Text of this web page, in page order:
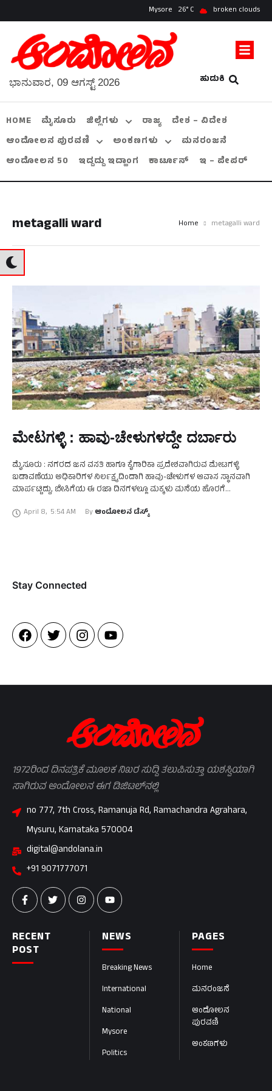
Mysore 26 broken clouds
ಹುಡುಕಿ
ಭಾನುವಾರ, 09 ಆಗಸ್ಟ್ 2026
HOME ಮೈಸೂರು ಜಿಲ್ಲೆಗಳು ರಾಜ್ಯ
ದೇಶ – ವಿದೇಶ
ಆಂದೋಲನ ಪುರವಣಿ
ಅಂಕಣಗಳು
ಮನರಂಜನೆ
ಆಂದೋಲನ 50
ಇದ್ದದ್ದು ಇದ್ಹಾಂಗ ಕಾರ್ಟೂನ್ ಇ – ಪೇಪರ್
metagalli ward Home metagalli ward
ಮೇಟಗಳ್ಳಿ : ಹಾವು-ಚೇಳುಗಳದ್ದೇ ದರ್ಬಾರು
ಮೈಸೂರು : ನಗರದ ಜನ ವಸತಿ ಹಾಗೂ ಕೈಗಾರಿಕಾ ಪ್ರದೇಶವಾಗಿರುವ ಮೇಟಗಳ್ಳಿ
ಬಡಾವಣೆಯು ಅಧಿಕಾರಿಗಳ ನಿರ್ಲಕ್ಷ್ಯದಿಂದಾಗಿ ಹಾವು-ಚೇಳುಗಳ ಆವಾಸ ಸ್ಥಾನವಾಗಿ
ಮಾರ್ಪಟ್ಟಿದ್ದು, ಬೇಸಿಗೆಯ ಈ ರಜಾ ದಿನಗಳಲ್ಲೂ ಮಕ್ಕಳು ಮನೆಯ ಹೊರಗೆ
April 8, 5:54 AM By ಆಂದೋಲನ ಡೆಸ್ಕ್
Stay Connected​
PAGES
Home
ಮನರಂಜನೆ
ಆಂದೋಲನ
ಪುರವಣಿ
ಅಂಕಣಗಳು
NEWS
Breaking News
International
National
Mysore
Politics
RECENT
POST
1972ರಿಂದ ದಿನಪತ್ರಿಕೆ ಮೂಲಕ ನಿಖರ ಸುದ್ದಿ ತಲುಪಿಸುತ್ತಾ ಯಶಸ್ವಿಯಾಗಿ
ಸಾಗಿರುವ ಆಂದೋಲನ ಈಗ ಡಿಜಿಟಲ್‌ನಲ್ಲಿ
no 777, 7th Cross, Ramanuja Rd, Ramachandra Agrahara,
Mysuru, Karnataka 570004
digital@andolana.in
+91 9071777071